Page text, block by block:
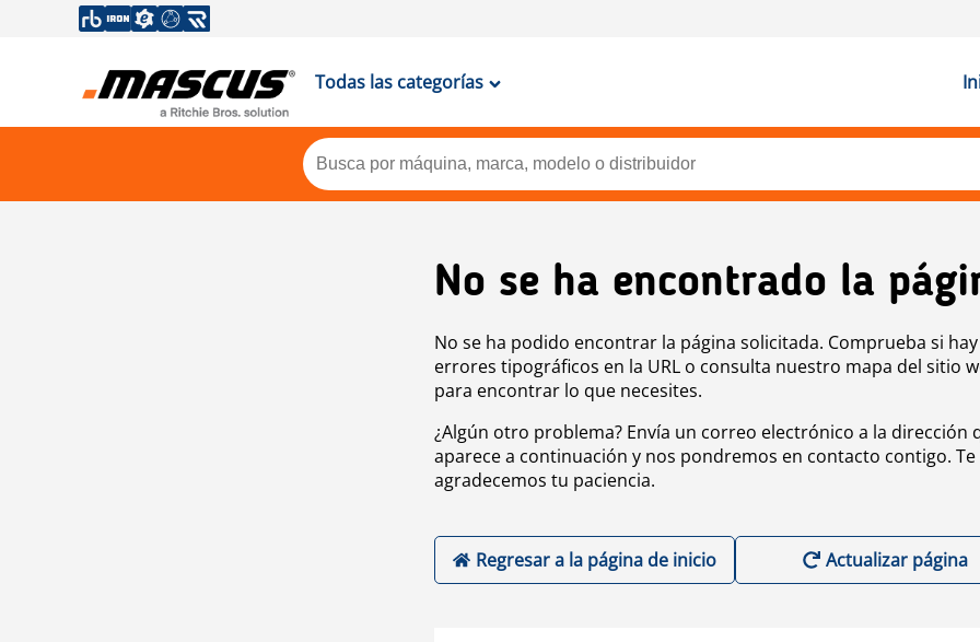
Todas las categorías
No se ha encontrado la
No se ha podido encontrar la página solicitada. Comprueba si hay
errores tipográficos en la URL o consulta nuestro mapa del sitio
para encontrar lo que necesites.
¿Algún otro problema? Envía un correo electrónico a la dirección
aparece a continuación y nos pondremos en contacto contigo. Te
agradecemos tu paciencia.
Regresar a la página de inicio Actualizar página